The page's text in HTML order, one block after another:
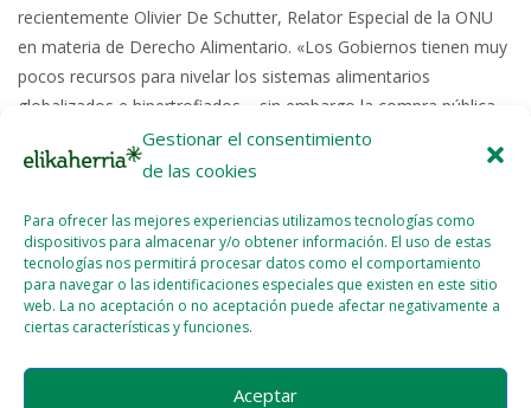
Gestionar el consentimiento
de las cookies
Para ofrecer las mejores experiencias utilizamos tecnologías como
dispositivos para almacenar y/o obtener información. El uso de estas
tecnologías nos permitirá procesar datos como el comportamiento
para navegar o las identificaciones especiales que existen en este sitio
web. La no aceptación o no aceptación puede afectar negativamente a
ciertas características y funciones.
Aceptar
recientemente Olivier De Schutter, Relator Especial de la ONU
en materia de Derecho Alimentario. «Los Gobiernos tienen muy
pocos recursos para nivelar los sistemas alimentarios
globalizados e hipertrofiados – sin embargo la compra pública
Licencia del contenido Cookie Policy (EU)